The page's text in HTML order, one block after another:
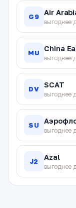
G9 Air
выгоднее
MU China
выгоднее
DV SCAT
выгоднее
SU
выгоднее
J2 Azal
выгоднее